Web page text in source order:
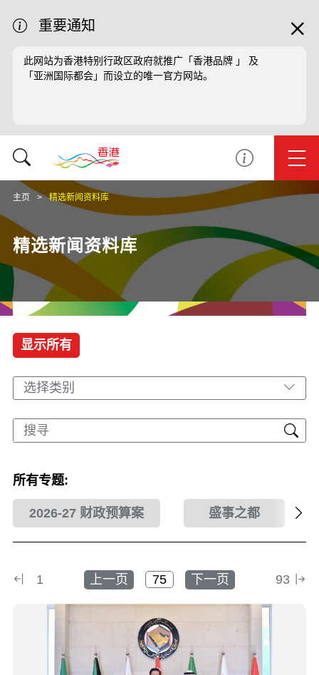
重要通知
此网站为香港特别行政区政府就推广「香港品牌 」 及
「亚洲国际都会」而设立的唯一官方网站。
主页 精选新闻资料库
精选新闻资料库
显示所有
选择类别
所有专题:
2026-27 财政预算案 盛事之都
1 上一页 下一页 93